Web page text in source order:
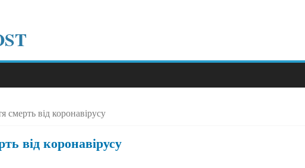
смерть від коронавірусу
від коронавірусу